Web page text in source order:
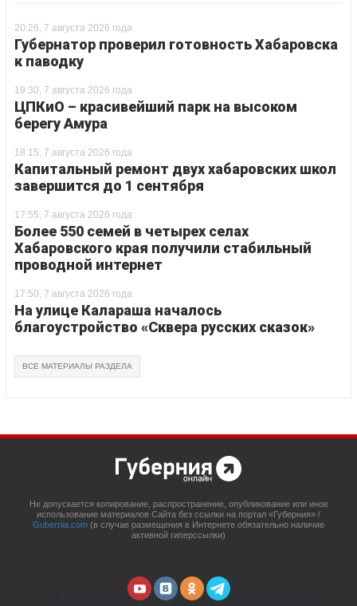
20:26, 7 августа 2026 года
Губернатор проверил готовность Хабаровска
к паводку
19:30, 7 августа 2026 года
ЦПКиО – красивейший парк на высоком
берегу Амура
18:15, 7 августа 2026 года
Капитальный ремонт двух хабаровских школ
завершится до 1 сентября
17:55, 7 августа 2026 года
Более 550 семей в четырех селах
Хабаровского края получили стабильный
проводной интернет
17:50, 7 августа 2026 года
На улице Калараша началось
благоустройство «Сквера русских сказок»
ВСЕ МАТЕРИАЛЫ РАЗДЕЛА
Не допускается копирование, распространение, опубликование или иное
использование материалов Сайта без ссылки на портал «Губерния» /
Gubernia.com (в случае размещения в Интернете обязательно наличие
активной гиперссылки)